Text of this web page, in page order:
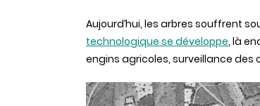
Aujourd’hui, les arbres souffrent
technologique se développe, là
engins agricoles, surveillance des